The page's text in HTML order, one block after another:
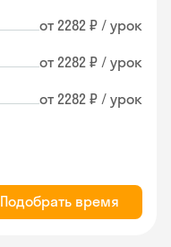
от 2282 ₽ / урок
от 2282 ₽ / урок
от 2282 ₽ / урок
Подобрать время